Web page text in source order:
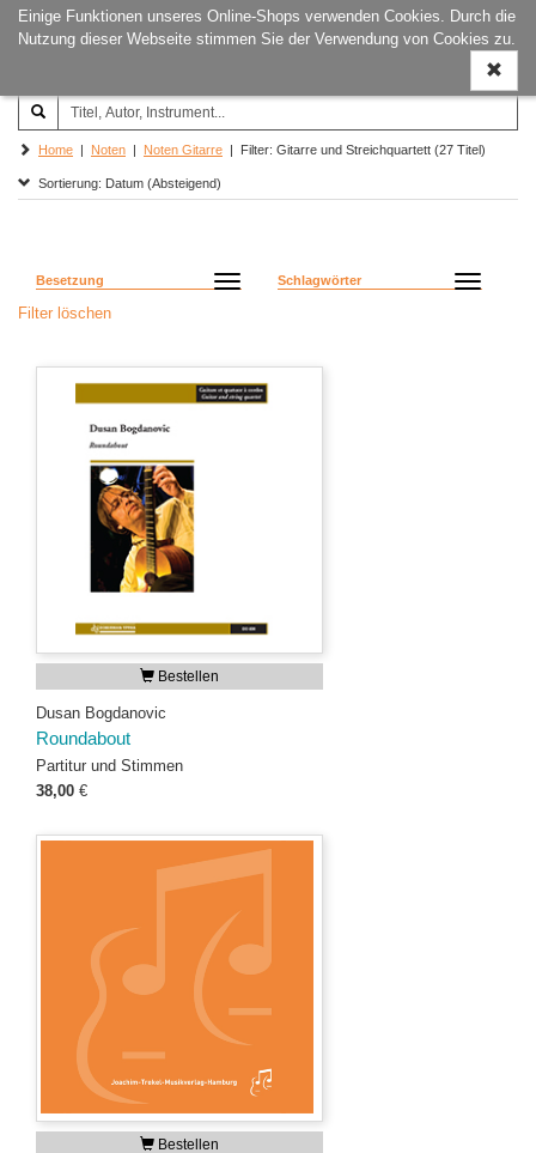
Einige Funktionen unseres Online-Shops verwenden Cookies. Durch die
Nutzung dieser Webseite stimmen Sie der Verwendung von Cookies zu.
ein-/
Joachim‐Trekel‐Musikverlag,
Hamburg
Home | Noten | Noten Gitarre | Filter: Gitarre und Streichquartett (27 Titel)
Sortierung: Datum (Absteigend)
Besetzung Schlagwörter
Filter löschen
Bestellen
Dusan Bogdanovic
Roundabout
Partitur und Stimmen
38,00 €
Bestellen